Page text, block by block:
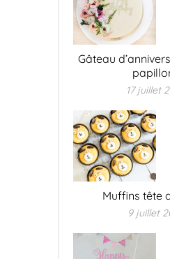
Gâteau
17 juillet
Muffins tête
9 juillet